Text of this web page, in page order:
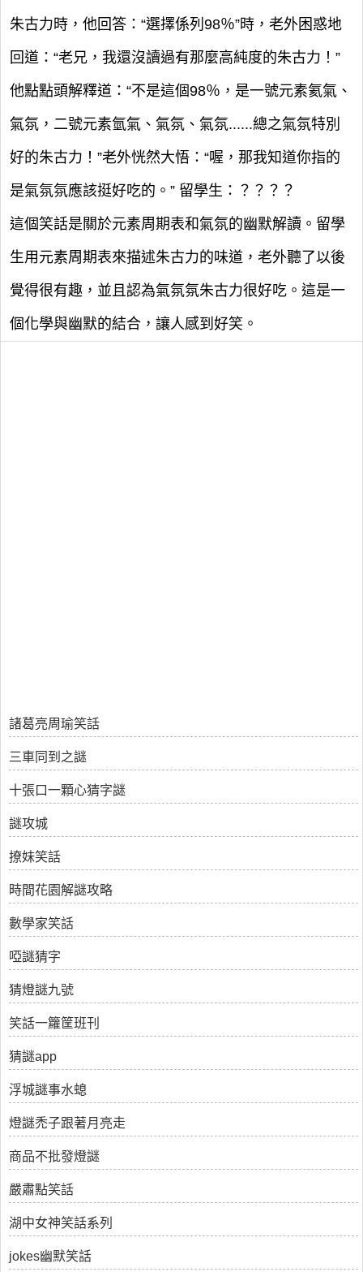
朱古力時，他回答：“選擇係列98％”時，老外困惑地
回道：“老兄，我還沒讀過有那麼高純度的朱古力！”
他點點頭解釋道：“不是這個98％，是一號元素氦氣、
氣氛，二號元素氫氣、氣氛、氣氛......總之氣氛特別
好的朱古力！”老外恍然大悟：“喔，那我知道你指的
是氣氛氛應該挺好吃的。” 留學生：？？？？
這個笑話是關於元素周期表和氣氛的幽默解讀。留學
生用元素周期表來描述朱古力的味道，老外聽了以後
覺得很有趣，並且認為氣氛氛朱古力很好吃。這是一
個化學與幽默的結合，讓人感到好笑。
諸葛亮周瑜笑話
三車同到之謎
十張口一顆心猜字謎
謎攻城
撩妹笑話
時間花園解謎攻略
數學家笑話
啞謎猜字
猜燈謎九號
笑話一籮筐班刊
猜謎app
浮城謎事水螅
燈謎禿子跟著月亮走
商品不批發燈謎
嚴肅點笑話
湖中女神笑話系列
jokes幽默笑話